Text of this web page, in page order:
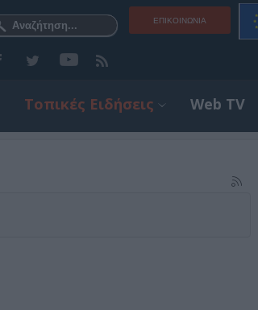
ΕΠΙΚΟΙΝΩΝΊΑ
Τοπικές Ειδήσεις Web TV